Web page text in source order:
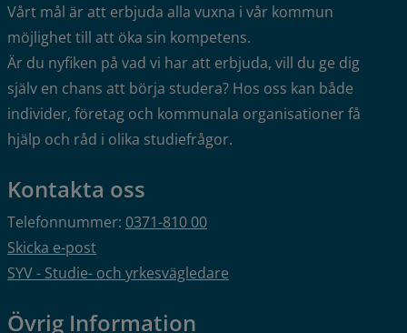
Vårt mål är att erbjuda alla vuxna i vår kommun
möjlighet till att öka sin kompetens.
Är du nyfiken på vad vi har att erbjuda, vill du ge dig
själv en chans att börja studera? Hos oss kan både
individer, företag och kommunala organisationer få
hjälp och råd i olika studiefrågor.
Kontakta oss
Telefonnummer: 0371-810 00
Skicka e-post
SYV - Studie- och yrkesvägledare
Övrig Information